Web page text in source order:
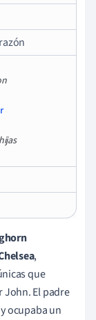
,
que
El padre
ocupaba un